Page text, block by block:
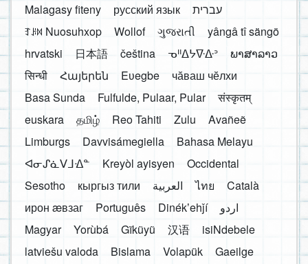
Malagasy fiteny
русский язык
עברית
ꆈꌠ꒿ Nuosuhxop
Wollof ગુજરાતી
yângâ tî sängö
hrvatski
日本語 čeština ᓀᐦᐃᔭᐍᐏᐣ
ພາສາລາວ
सिन्धी
Հայերեն Eʋegbe
чӑваш чӗлхи
Basa Sunda
Fulfulde, Pulaar, Pular
संस्कृतम्
euskara
தமிழ் Reo Tahiti Zulu
Avañeẽ
Limburgs
Davvisámegiella
Bahasa Melayu
ᐊᓂᔑᓈᐯᒧᐎᓐ
Kreyòl ayisyen
Occidental
Sesotho
кыргыз тили العربية ไทย
Català
ирон æвзаг
Português Dinékʼehǰí
اردو
Magyar
Yorùbá Gĩkũyũ 汉语
isiNdebele
latviešu valoda
Bislama Volapük
Gaeilge